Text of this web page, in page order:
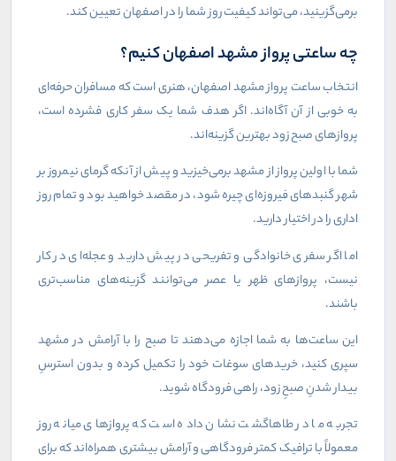
برمی‌گزینید، می‌تواند کیفیت روز شما را در اصفهان تعیین کند.
چه ساعتی پرواز مشهد اصفهان کنیم؟
انتخاب ساعت پرواز مشهد اصفهان، هنری است که مسافران حرفه‌ای
به خوبی از آن آگاه‌اند. اگر هدف شما یک سفر کاری فشرده است،
پروازهای صبح زود بهترین گزینه‌اند.
شما با اولین پرواز از مشهد برمی‌خیزید و پیش از آنکه گرمای نیمروز بر
شهر گنبدهای فیروزه‌ای چیره شود، در مقصد خواهید بود و تمام روز
اداری را در اختیار دارید.
اما اگر سفری خانوادگی و تفریحی در پیش دارید و عجله‌ای در کار
نیست، پروازهای ظهر یا عصر می‌توانند گزینه‌های مناسب‌تری
باشند.
این ساعت‌ها به شما اجازه می‌دهند تا صبح را با آرامش در مشهد
سپری کنید، خریدهای سوغات خود را تکمیل کرده و بدون استرسِ
بیدار شدنِ صبحِ زود، راهی فرودگاه شوید.
تجربه ما در طاهاگشت نشان داده است که پروازهای میانه روز
معمولاً با ترافیک کمتر فرودگاهی و آرامش بیشتری همراه‌اند که برای